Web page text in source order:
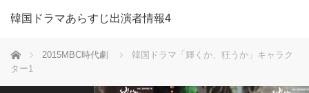
韓国ドラマあらすじ出演者情報4
ホーム 2015MBC時代劇
韓国ドラマ「輝くか、狂うか」キャラク
ター1